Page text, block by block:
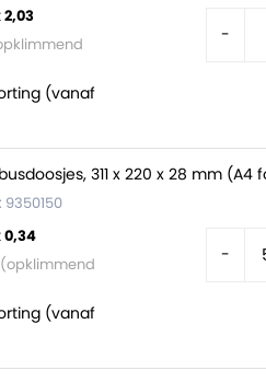
(vanaf
-
311 x 220 x 28 mm (A4
0,34
(vanaf
-